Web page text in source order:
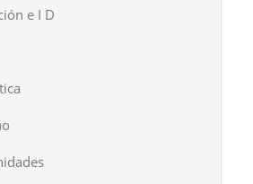
e I D